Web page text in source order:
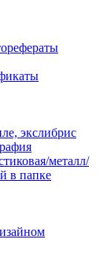
экслибрис
металл/
в папке